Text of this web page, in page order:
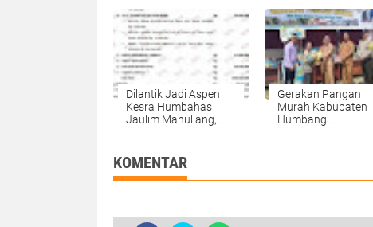
Perangkat Desa.
Dilantik Jadi Aspen
Kesra Humbahas
Jaulim Manullang,
Gerakan Pangan
Murah Kabupaten
Humbang
KOMENTAR